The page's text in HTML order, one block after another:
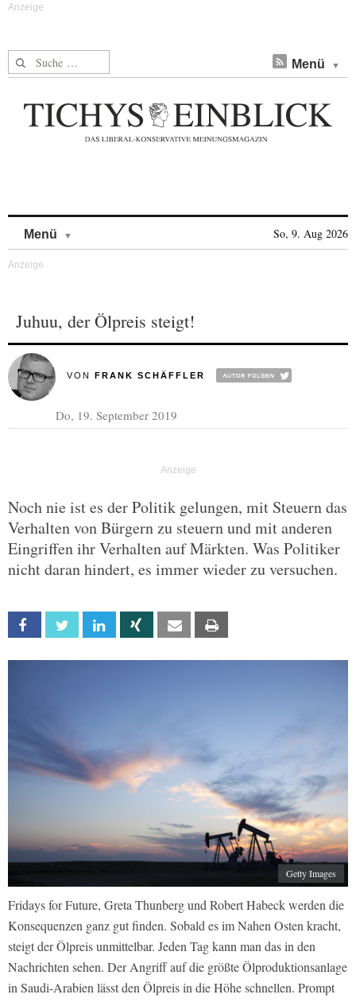
Suche nach: Menü
Menü So, 9. Aug 2026
Juhuu, der Ölpreis steigt!
VON FRANK SCHÄFFLER
Do, 19. September 2019
Noch nie ist es der Politik gelungen, mit Steuern das
Verhalten von Bürgern zu steuern und mit anderen
Eingriffen ihr Verhalten auf Märkten. Was Politiker
nicht daran hindert, es immer wieder zu versuchen.
Facebook Twitter Linkedin Xing Email
Getty Images
Fridays for Future, Greta Thunberg und Robert Habeck werden die
Konsequenzen ganz gut finden. Sobald es im Nahen Osten kracht,
steigt der Ölpreis unmittelbar. Jeden Tag kann man das in den
Nachrichten sehen. Der Angriff auf die größte Ölproduktionsanlage
in Saudi-Arabien lässt den Ölpreis in die Höhe schnellen. Prompt